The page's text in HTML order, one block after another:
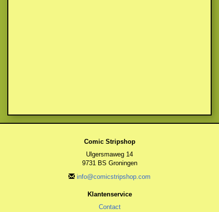
Comic Stripshop
Ulgersmaweg 14
9731 BS Groningen
info@comicstripshop.com
Klantenservice
Contact